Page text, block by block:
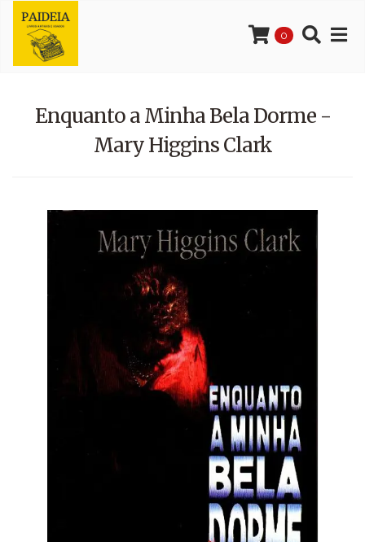
0
Enquanto a Minha Bela Dorme -
Mary Higgins Clark